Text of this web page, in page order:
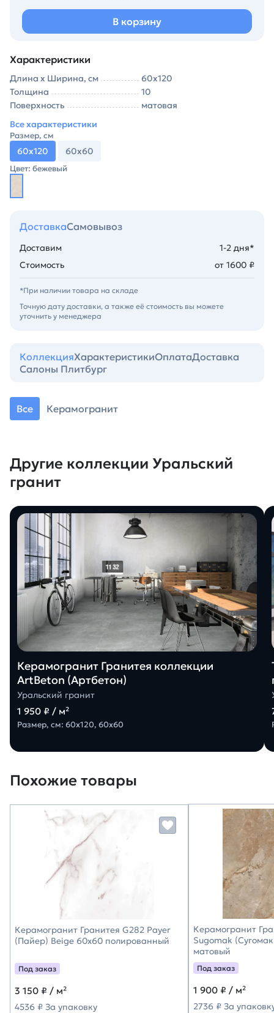
В корзину
Характеристики
Длина х Ширина, см
60х120
Толщина
10
Поверхность
матовая
Все характеристики
Размер, см
60х120 60х60
Цвет: бежевый
ДоставкаСамовывоз
Доставим
1-2 дня*
Стоимость
от 1600 ₽
*При наличии товара на складе
Точную дату доставки, а также её стоимость вы можете
уточнить у менеджера
КоллекцияХарактеристикиОплатаДоставка
Салоны Плитбург
Все Керамогранит
Другие коллекции Уральский
гранит
Керамогранит Гранитея коллекции
ArtBeton (Артбетон)
Уральский гранит
1 950 ₽ / м²
Размер, см: 60х120, 60х60
Похожие товары
Керамогранит Гранитея G282 Payer
(Пайер) Beige 60х60 полированный
Под заказ
3 150 ₽ / м²
4536 ₽ За упаковку
Керамогранит
Sugomak
матовый
Под заказ
1 900 ₽ / м²
2736 ₽ За